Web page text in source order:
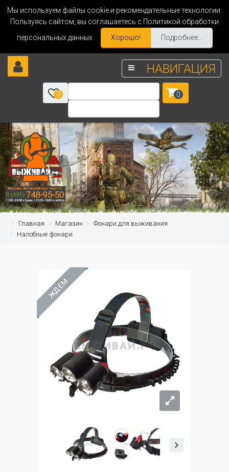
Мы используем файлы cookie и рекомендательные технологии.
Пользуясь сайтом, вы соглашаетесь с Политикой обработки
персональных данных.
Хорошо! Подробнее...
НАВИГАЦИЯ
0 0
Главная Магазин
Фонари для выживания
Налобные фонари
ЖДЁМ